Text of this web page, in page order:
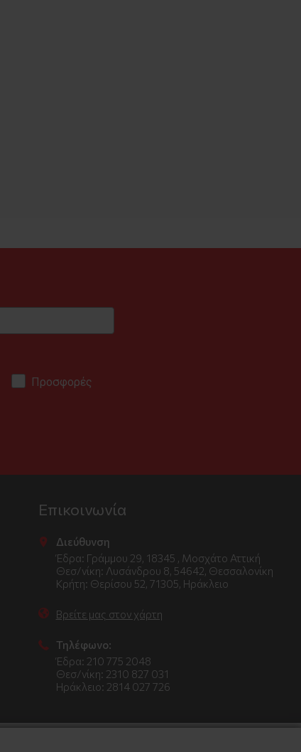
Προσφορές
Επικοινωνία
Διεύθυνση
Έδρα: Γράμμου 29, 18345 , Μοσχάτο Αττική
Θεσ/νίκη: Λυσάνδρου 8, 54642, Θεσσαλονίκη
Κρήτη: Θερίσου 52, 71305, Ηράκλειο
Βρείτε μας στον χάρτη
Τηλέφωνο:
Έδρα: 210 775 2048
Θεσ/νίκη: 2310 827 031
Ηράκλειο: 2814 027 726